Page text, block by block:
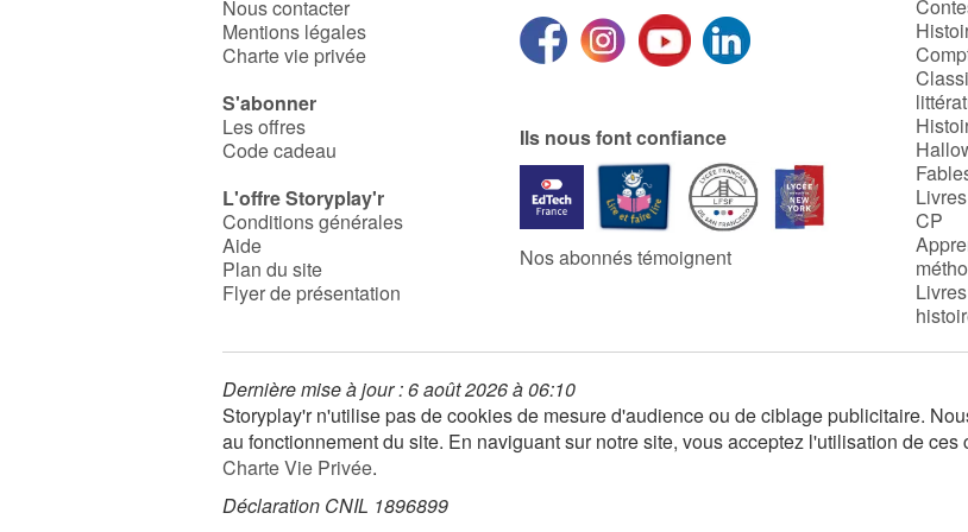
Nous contacter
Mentions légales
Charte vie privée
S'abonner
Les offres
Code cadeau
L'offre Storyplay'r
Conditions générales
Aide
Plan du site
Flyer de présentation
Ils nous font confiance
Nos abonnés témoignent
CP
Dernière mise à jour : 6 août 2026 à 06:10
Storyplay'r n'utilise pas de cookies de mesure d'audience ou de ciblage publicitaire.
au fonctionnement du site. En naviguant sur notre site, vous acceptez l'utilisation de
Charte Vie Privée.
Déclaration CNIL 1896899